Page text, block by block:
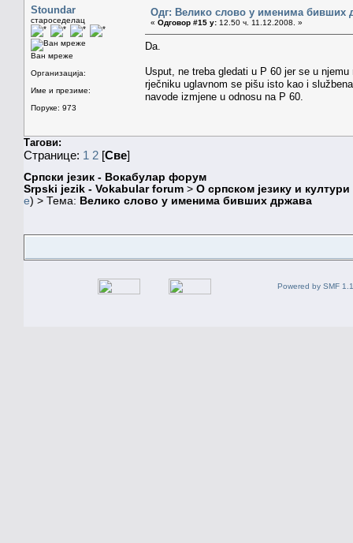
Stoundar
староседелац
Ван мреже
Организација:
Име и презиме:
Поруке: 973
Одг: Велико слово у именима бивших
« Одговор #15 у: 12.50 ч. 11.12.2008. »
Da.
Usput, ne treba gledati u P 60 jer se u
rječniku uglavnom se pišu isto kao i
navode izmjene u odnosu na P 60.
Тагови:
Странице: 1 2 [Све]
Српски језик - Вокабулар форум
Srpski jezik - Vokabular forum > О српском језику и култури
e) > Тема: Велико слово у именима бивших држава
Powered by SMF